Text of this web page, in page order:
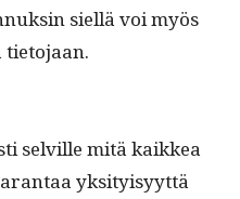
siel­lä voi myös
tietojaan.
selville mitä kaikkea
yksi­ty­isyyt­tä